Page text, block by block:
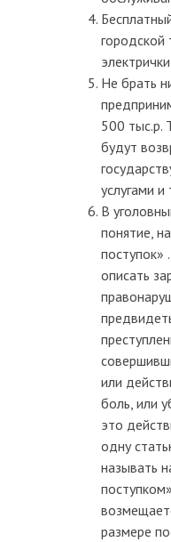
городской
Не брать
500 тыс.р.
будут
услугами
В
понятие,
поступок»
описать
или
боль, или
это
одну
называть
размере